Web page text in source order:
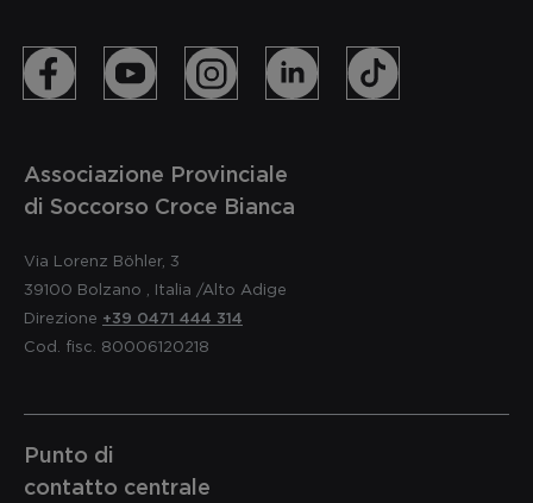
Associazione Provinciale
di Soccorso Croce Bianca
Via Lorenz Böhler, 3
39100 Bolzano Italia /Alto Adige
Direzione +39 0471 444 314
Cod. fisc. 80006120218
Punto di
contatto centrale